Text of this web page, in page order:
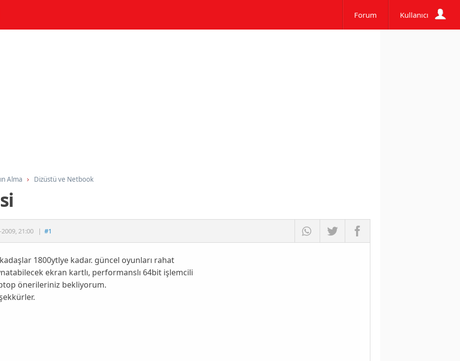
Forum Kullanıcı
Alma Dizüstü ve Netbook
2009,21:00 | #1
1800ytlye kadar. güncel oyunları rahat
ekran kartlı, performanslı 64bit işlemcili
önerileriniz bekliyorum.